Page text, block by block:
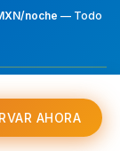
noche — Todo
AHORA